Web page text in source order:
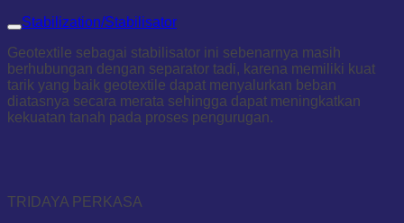
Stabilization/Stabilisator
Geotextile sebagai stabilisator ini sebenarnya masih
berhubungan dengan separator tadi, karena memiliki kuat
tarik yang baik geotextile dapat menyalurkan beban
diatasnya secara merata sehingga dapat meningkatkan
kekuatan tanah pada proses pengurugan.
TRIDAYA PERKASA